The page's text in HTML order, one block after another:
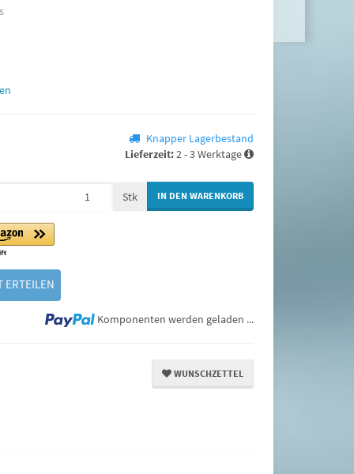
Knapper Lagerbestand
Lieferzeit:2 - 3 Werktage
Stk IN DEN WARENKORB
ERTEILEN
Loading...
Komponenten werden geladen ...
WUNSCHZETTEL